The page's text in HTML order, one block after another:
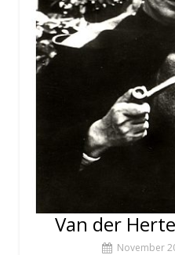
Van der
November